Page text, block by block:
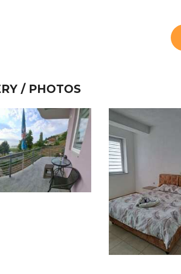
/ PHOTOS